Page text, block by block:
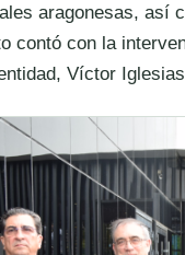
aragonesas, así
contó con la
Víctor